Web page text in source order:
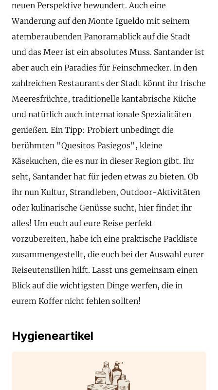
neuen Perspektive bewundert. Auch eine
Wanderung auf den Monte Igueldo mit seinem
atemberaubenden Panoramablick auf die Stadt
und das Meer ist ein absolutes Muss. Santander ist
aber auch ein Paradies für Feinschmecker. In den
zahlreichen Restaurants der Stadt könnt ihr frische
Meeresfrüchte, traditionelle kantabrische Küche
und natürlich auch internationale Spezialitäten
genießen. Ein Tipp: Probiert unbedingt die
berühmten "Quesitos Pasiegos", kleine
Käsekuchen, die es nur in dieser Region gibt. Ihr
seht, Santander hat für jeden etwas zu bieten. Ob
ihr nun Kultur, Strandleben, Outdoor-Aktivitäten
oder kulinarische Genüsse sucht, hier findet ihr
alles! Um euch auf eure Reise perfekt
vorzubereiten, habe ich eine praktische Packliste
zusammengestellt, die euch bei der Auswahl eurer
Reiseutensilien hilft. Lasst uns gemeinsam einen
Blick auf die wichtigsten Dinge werfen, die in
eurem Koffer nicht fehlen sollten!
Hygieneartikel